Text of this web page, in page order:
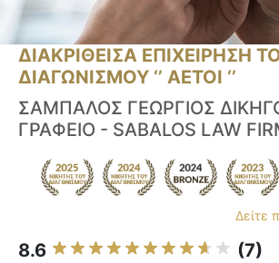
ΔΙΑΚΡΙΘΕΙΣΑ ΕΠΙΧΕΙΡΗΣΗ
ΔΙΑΓΩΝΙΣΜΟΥ ‘’ ΑΕΤΟΙ ‘’
ΣΑΜΠΑΛΟΣ ΓΕΩΡΓΙΟΣ
ΓΡΑΦΕΙΟ - SABALOS LAW
Δείτε
8.6 (7)